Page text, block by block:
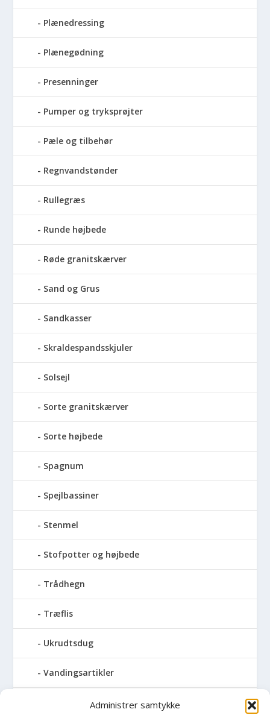
Administrer samtykke
Plænedressing
Plænegødning
Presenninger
Pumper og tryksprøjter
Pæle og tilbehør
Regnvandstønder
Rullegræs
Runde højbede
Røde granitskærver
Sand og Grus
Sandkasser
Skraldespandsskjuler
Solsejl
Sorte granitskærver
Sorte højbede
Spagnum
Spejlbassiner
Stenmel
Stofpotter og højbede
Trådhegn
Træflis
Ukrudtsdug
Vandingsartikler
Vandslanger